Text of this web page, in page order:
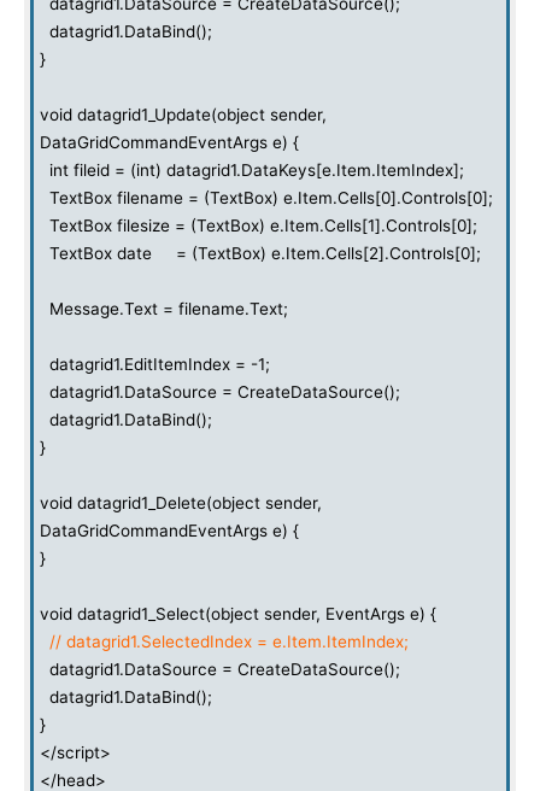
datagrid1.DataBind();
}
void datagrid1_Update(object sender,
DataGridCommandEventArgs e) {
int fileid = (int) datagrid1.DataKeys[e.Item.ItemIndex];
TextBox filename = (TextBox) e.Item.Cells[0].Controls[0];
TextBox filesize = (TextBox) e.Item.Cells[1].Controls[0];
TextBox date = (TextBox) e.Item.Cells[2].Controls[0];
Message.Text = filename.Text;
datagrid1.EditItemIndex = -1;
datagrid1.DataSource = CreateDataSource();
datagrid1.DataBind();
}
void datagrid1_Delete(object sender,
DataGridCommandEventArgs e) {
}
void datagrid1_Select(object sender, EventArgs e) {
// datagrid1.SelectedIndex = e.Item.ItemIndex;
datagrid1.DataSource = CreateDataSource();
datagrid1.DataBind();
}
</script>
</head>